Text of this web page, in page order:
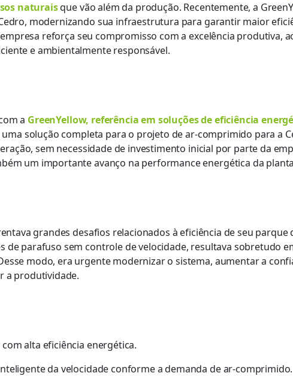
naturaisque vão além da produção. Recentemente, a
modernizando sua infraestrutura para garantir maior
reforça seu compromisso com a excelência produtiva,
e ambientalmente responsável.
a GreenYellow, referência em soluções de eficiência
solução completa para o projeto de ar-comprimido para a
sem necessidade de investimento inicial por parte da
um importante avanço na performance energética da
grandes desafios relacionados à eficiência de seu parque
de parafuso sem controle de velocidade, resultava sobretudo
modo, era urgente modernizar o sistema, aumentar a
a produtividade.
alta eficiência energética.
da velocidade conforme a demanda de ar-comprimido.